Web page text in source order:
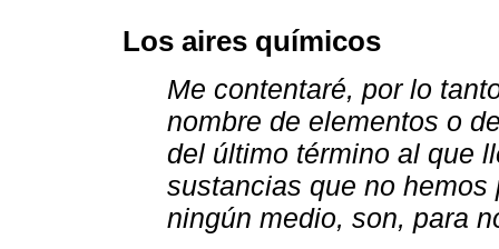
Los aires químicos
Me contentaré, por lo
nombre de elementos o
del último término al que
sustancias que no
ningún medio, son, para